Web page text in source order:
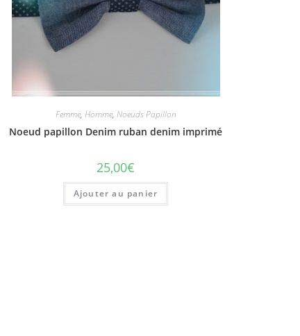
Femme, Homme, Noeuds Papillon
Noeud papillon Denim ruban denim imprimé
25,00€
Ajouter au panier